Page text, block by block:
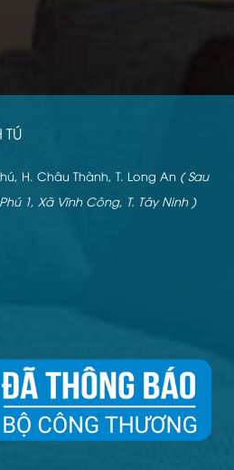
H. Châu Thành, T. Long An ( Sau
1, Xã Vĩnh Công, T. Tây Ninh )